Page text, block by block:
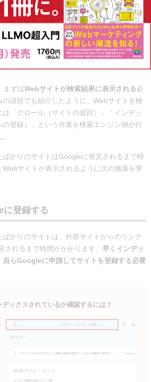
を紹介します。
る内部対策一覧
が表示されるようにする
まずはWebサイトが検索結果に表示される必
の項目でも紹介したように、Webサイトを検
は「クロール（サイトの巡回）」「インデッ
の登録）」という作業を検索エンジン側が行
ばかりのサイトはGoogleに発見されるまで時
Webサイトが表示されるように次の施策を実
に登録する
かりのサイトは、外部サイトからのリンク
されるまで時間がかかります。 早くインデッ
自らGoogleに申請してサイトを登録する必要
デックスされているか確認するには？